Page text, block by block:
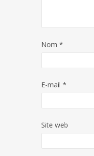
Nom *
E-mail *
Site web